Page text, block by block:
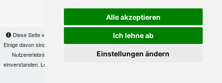
Alle akzeptieren
Ich lehne ab
Einstellungen ändern
Diese Seite verwendet Cookies, um Informationen auf Ihrem Computer zu speichern.
Einige davon sind notwendig, damit unsere Seite funktioniert, andere helfen uns dabei, das
Nutzererlebnis zu verbessern. Mit der Nutzung dieser Seite erklären Sie sich damit
einverstanden. Lesen Sie unsere